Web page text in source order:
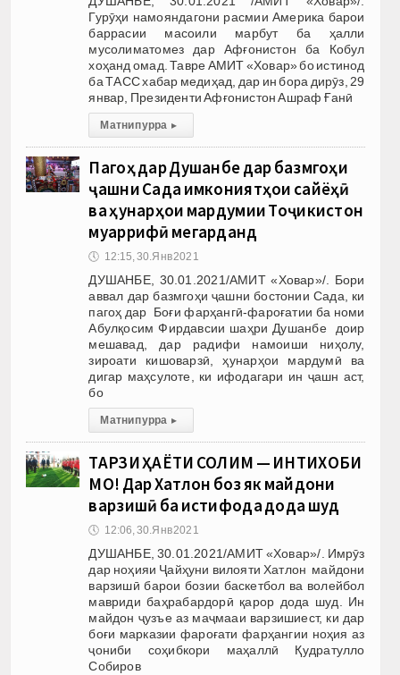
Гурӯҳи намояндагони расмии Америка барои
баррасии масоили марбут ба ҳалли
мусолиматомез дар Афғонистон ба Кобул
хоҳанд омад. Тавре АМИТ «Ховар» бо истинод
ба ТАСС хабар медиҳад, дар ин бора дирӯз, 29
январ, Президенти Афғонистон Ашраф Ғанӣ
Матни пурра ▸
Пагоҳ дар Душанбе дар базмгоҳи
ҷашни Сада имкониятҳои сайёҳӣ
ва ҳунарҳои мардумии Тоҷикистон
муаррифӣ мегарданд
🕔 12:15, 30.Янв 2021
ДУШАНБЕ, 30.01.2021/АМИТ «Ховар»/. Бори
аввал дар базмгоҳи ҷашни бостонии Сада, ки
пагоҳ дар Боғи фарҳангӣ-фароғатии ба номи
Абулқосим Фирдавсии шаҳри Душанбе доир
мешавад, дар радифи намоиши ниҳолу,
зироати кишоварзӣ, ҳунарҳои мардумӣ ва
дигар маҳсулоте, ки ифодагари ин ҷашн аст,
бо
Матни пурра ▸
ТАРЗИ ҲАЁТИ СОЛИМ — ИНТИХОБИ
МО! Дар Хатлон боз як майдони
варзишӣ ба истифода дода шуд
🕔 12:06, 30.Янв 2021
ДУШАНБЕ, 30.01.2021/АМИТ «Ховар»/. Имрӯз
дар ноҳияи Ҷайҳуни вилояти Хатлон майдони
варзишӣ барои бозии баскетбол ва волейбол
мавриди баҳрабардорӣ қарор дода шуд. Ин
майдон ҷузъе аз маҷмааи варзишиест, ки дар
боғи марказии фароғати фарҳангии ноҳия аз
ҷониби соҳибкори маҳаллӣ Қудратулло
Собиров